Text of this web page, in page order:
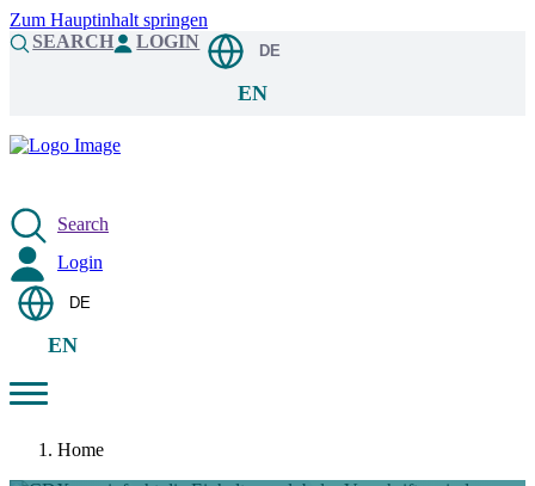
Zum Hauptinhalt springen
SEARCH
LOGIN DE
EN
Search
Login
DE
EN
Home